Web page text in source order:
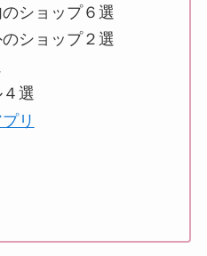
ショップ６選
ショップ２選
選
リ